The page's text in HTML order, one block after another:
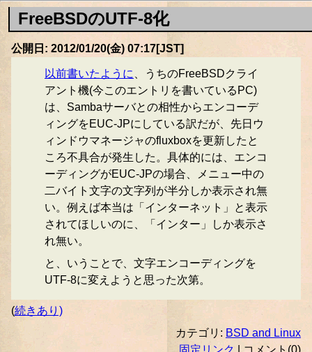
FreeBSDのUTF-8化
公開日: 2012/01/20(金) 07:17[JST]
以前書いたように、うちのFreeBSDクライ
アント機(今このエントリを書いているPC)
は、Sambaサーバとの相性からエンコーデ
ィングをEUC-JPにしている訳だが、先日ウ
ィンドウマネージャのfluxboxを更新したと
ころ不具合が発生した。具体的には、エンコ
ーディングがEUC-JPの場合、メニュー中の
二バイト文字の文字列が半分しか表示され無
い。例えば本当は「インターネット」と表示
されてほしいのに、「インター」しか表示さ
れ無い。
と、いうことで、文字エンコーディングを
UTF-8に変えようと思った次第。
(続きあり)
カテゴリ: BSD and Linux